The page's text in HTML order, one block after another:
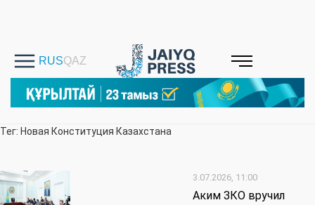
Тег: Новая Конституция Казахстана
3.07.2026, 11:00
Аким ЗКО вручил